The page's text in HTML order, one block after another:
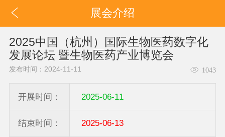
展会介绍
2025中国（杭州）国际生物医药数字化
发展论坛 暨生物医药产业博览会
发布时间：2024-11-11 1043
开展时间： 2025-06-11
结束时间： 2025-06-13